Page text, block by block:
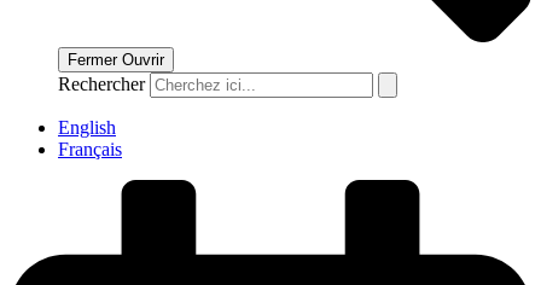
Fermer Ouvrir
Rechercher
English
Français